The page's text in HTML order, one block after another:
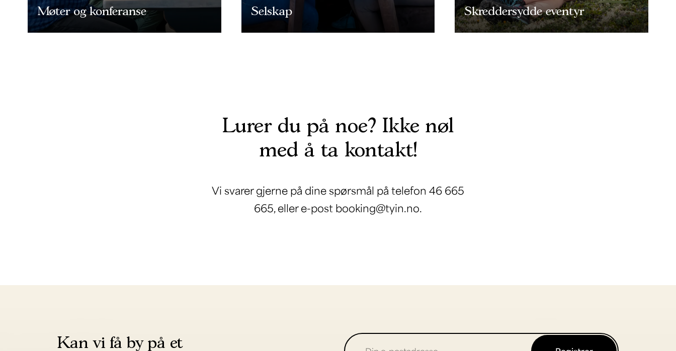
Møter og konferanse Selskap Skreddersydde eventyr
Lurer du på noe? Ikke nøl
med å ta kontakt!
Vi svarer gjerne på dine spørsmål på telefon 46 665
665, eller e-post booking@tyin.no.
Kan vi få by på et